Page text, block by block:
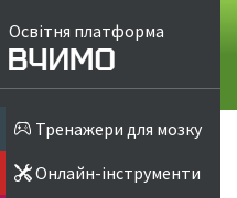
Освітня платформа
Тренажери для мозку
Онлайн-інструменти